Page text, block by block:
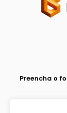
Preencha o